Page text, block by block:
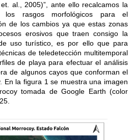
al., 2005)”, ante ello recalcamos la
los rasgos morfológicos para el
de los cambios ya que estas zonas
erosivos que traen consigo la
uso turístico, es por ello que para
de teledetección multitemporal
de playa para efectuar el análisis
de algunos cayos que conforman el
En la figura 1 se muestra una imagen
tomada de Google Earth (color